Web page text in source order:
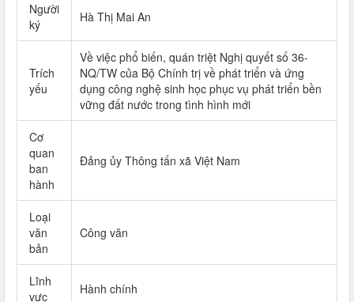
Người
ký
Hà Thị Mai An
Trích
yếu
Về việc phổ biến, quán triệt Nghị quyết số 36-
NQ/TW của Bộ Chính trị về phát triển và ứng
dụng công nghệ sinh học phục vụ phát triển bền
vững đất nước trong tình hình mới
Cơ
quan
ban
hành
Đảng ủy Thông tấn xã Việt Nam
Loại
văn
bản
Công văn
Lĩnh
vực
Hành chính